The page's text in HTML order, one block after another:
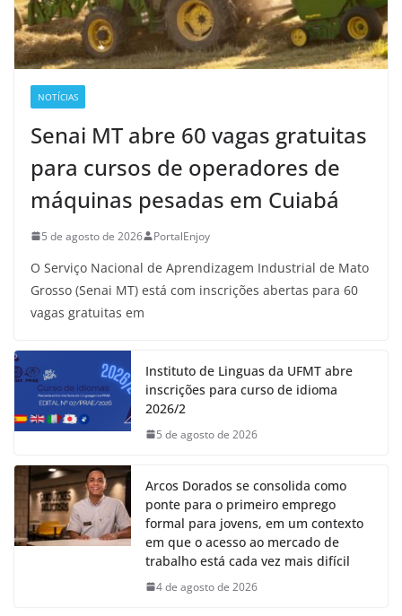
NOTÍCIAS
Senai MT abre 60 vagas gratuitas
para cursos de operadores de
máquinas pesadas em Cuiabá
5 de agosto de 2026 PortalEnjoy
O Serviço Nacional de Aprendizagem Industrial de Mato
Grosso (Senai MT) está com inscrições abertas para 60
vagas gratuitas em
Instituto de Linguas da UFMT abre
inscrições para curso de idioma
2026/2
5 de agosto de 2026
Arcos Dorados se consolida como
ponte para o primeiro emprego
formal para jovens, em um contexto
em que o acesso ao mercado de
trabalho está cada vez mais difícil
4 de agosto de 2026